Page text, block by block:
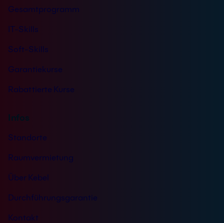
Gesamtprogramm
IT-Skills
Soft-Skills
Garantiekurse
Rabattierte Kurse
Infos
Standorte
Raumvermietung
Über Kebel
Durchführungsgarantie
Kontakt